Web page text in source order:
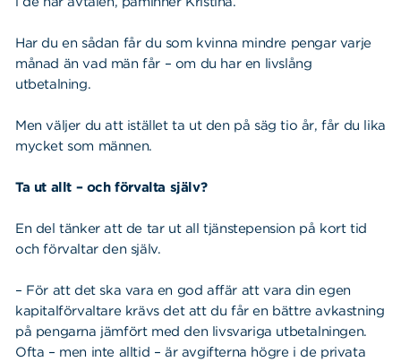
Har du en sådan får du som kvinna mindre pengar varje
månad än vad män får – om du har en livslång
utbetalning.
Men väljer du att istället ta ut den på säg tio år, får du lika
mycket som männen.
Ta ut allt – och förvalta själv?
En del tänker att de tar ut all tjänstepension på kort tid
och förvaltar den själv.
– För att det ska vara en god affär att vara din egen
kapitalförvaltare krävs det att du får en bättre avkastning
på pengarna jämfört med den livsvariga utbetalningen.
Ofta – men inte alltid – är avgifterna högre i de privata